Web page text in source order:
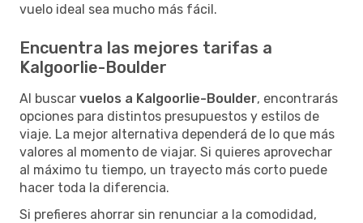
vuelo ideal sea mucho más fácil.
Encuentra las mejores tarifas a
Kalgoorlie-Boulder
Al buscar vuelos a Kalgoorlie-Boulder, encontrarás
opciones para distintos presupuestos y estilos de
viaje. La mejor alternativa dependerá de lo que más
valores al momento de viajar. Si quieres aprovechar
al máximo tu tiempo, un trayecto más corto puede
hacer toda la diferencia.
Si prefieres ahorrar sin renunciar a la comodidad,